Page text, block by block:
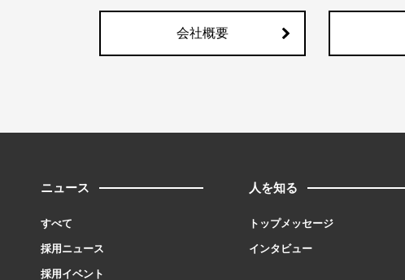
会社概要
ニュース
すべて
採用ニュース
採用イベント
人を知る
トップメッセージ
インタビュー